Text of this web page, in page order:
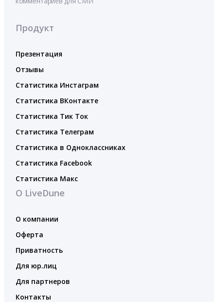
Продукт
Презентация
Отзывы
Статистика Инстаграм
Статистика ВКонтакте
Статистика Тик Ток
Статистика Телеграм
Статистика в Одноклассниках
Статистика Facebook
Статистика Макс
О LiveDune
О компании
Оферта
Приватность
Для юр.лиц
Для партнеров
Контакты